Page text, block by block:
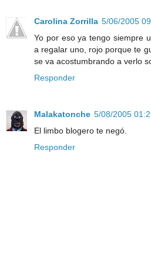
Carolina Zorrilla 5/06/2005
Yo por eso ya tengo siempre
a regalar uno, rojo porque te
se va acostumbrando a verlo
Responder
Malakatonche 5/08/2005
El limbo blogero te negó.
Responder